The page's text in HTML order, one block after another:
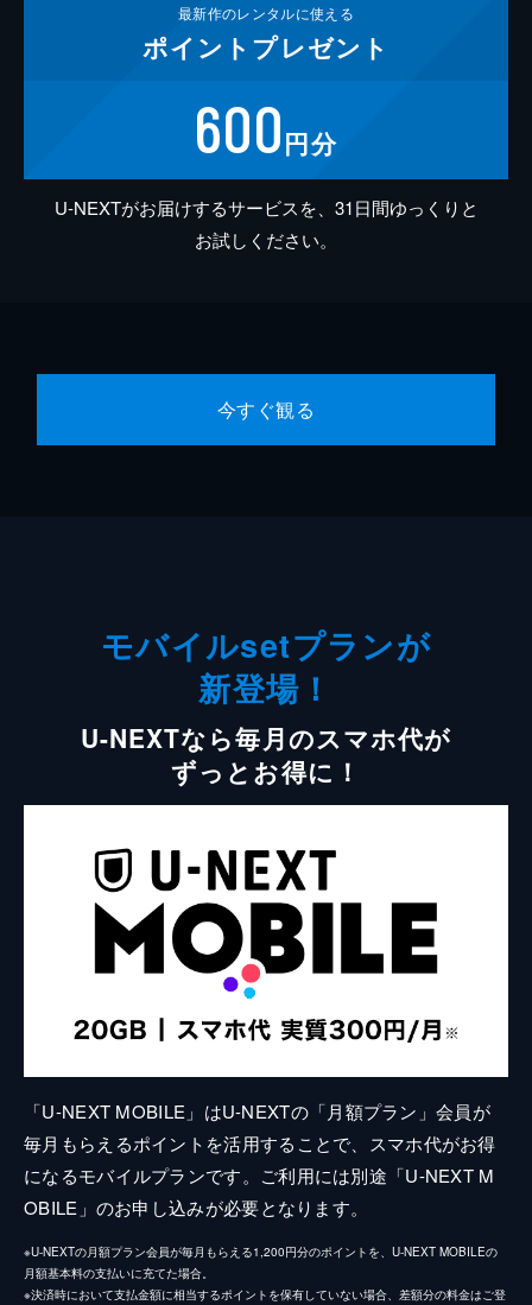
最新作のレンタルに使える
ポイント プレゼント
600円分
U-NEXTがお届けするサービスを、31日間ゆっくりと
お試しください。
今すぐ観る
モバイルsetプランが
新登場！
U-NEXTなら毎月のスマホ代が
ずっとお得に！
「U-NEXT MOBILE」はU-NEXTの「月額プラン」会員が
毎月もらえるポイントを活用することで、スマホ代がお得
になるモバイルプランです。ご利用には別途「U-NEXT M
OBILE」のお申し込みが必要となります。
※U-NEXTの月額プラン会員が毎月もらえる1,200円分のポイントを、U-NEXT MOBILEの
月額基本料の支払いに充てた場合。
※決済時において支払金額に相当するポイントを保有していない場合、差額分の料金はご登